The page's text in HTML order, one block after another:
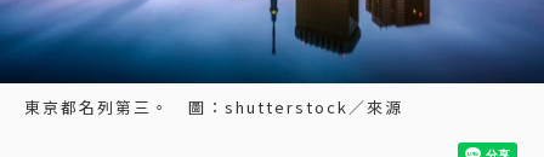
東京都名列第三。 圖：shutterstock／來源